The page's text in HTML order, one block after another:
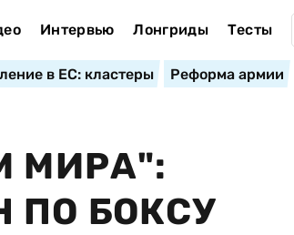
Интервью Лонгриды Тесты
в ЕС: кластеры Реформа армии
МИРА":
БОКСУ